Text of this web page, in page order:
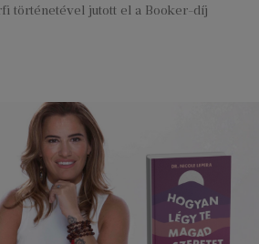
történetével jutott el a Booker-díj